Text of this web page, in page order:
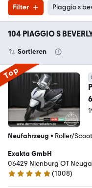
Filter Piaggio s
104 PIAGGIO S
Sortieren
Top
Neufahrzeug • Roller/
Exakta GmbH
06429 Nienburg OT
4.8 Sterne
(1008)